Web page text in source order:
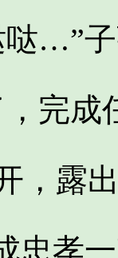
…”子
成
露出
孝一